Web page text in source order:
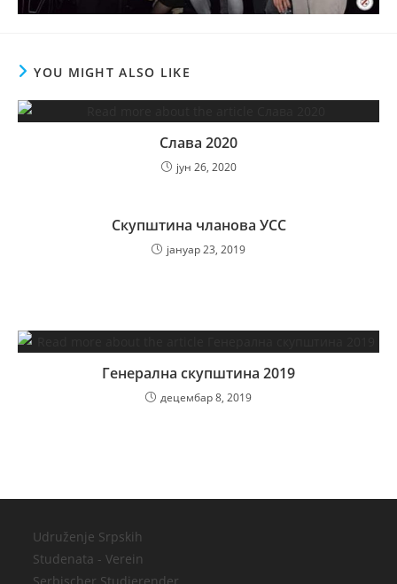
YOU MIGHT ALSO LIKE
Слава 2020
јун 26, 2020
Скупштина чланова УСС
јануар 23, 2019
Генерална скупштина 2019
децембар 8, 2019
Udruženje Srpskih
Studenata - Verein